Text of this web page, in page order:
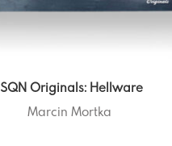
SQN Originals: Hellware
Marcin Mortka